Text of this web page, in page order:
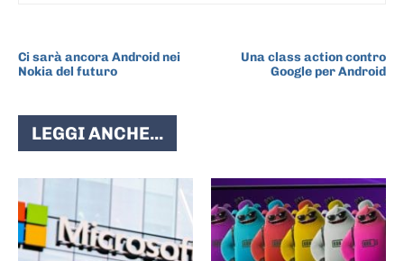
Ci sarà ancora Android nei
Nokia del futuro
Una class action contro
Google per Android
LEGGI ANCHE...